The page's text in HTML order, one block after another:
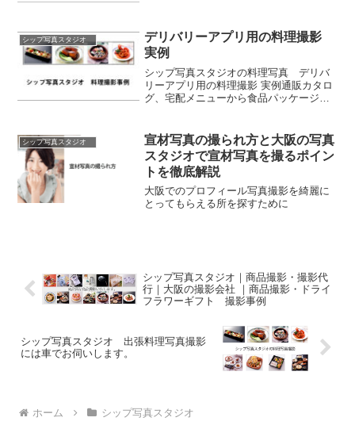
シップ写真スタジオ
デリバリーアプリ用の料理撮影
実例
シップ写真スタジオの料理写真 デリバ
リーアプリ用の料理撮影 実例通販カタロ
グ、宅配メニューから食品パッケージ、
客さまのご要望に合わ多彩な背景を使っ
て撮影できます。
シップ写真スタジオ
宣材写真の撮られ方と大阪の写真
スタジオで宣材写真を撮るポイン
トを徹底解説
大阪でのプロフィール写真撮影を綺麗に
とってもらえる所を探すために
シップ写真スタジオ｜商品撮影・撮影代
行｜大阪の撮影会社 ｜商品撮影・ドライ
フラワーギフト 撮影事例
シップ写真スタジオ 出張料理写真撮影
には車でお伺いします。
ホーム シップ写真スタジオ